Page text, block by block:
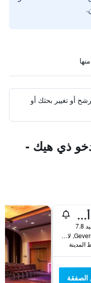
أو تغيير بحثك أو
ذي هيك -
جراند هوتل أمراث كورهاوز ذا هاجيو شيفينينجين
7.8
Gevers Deynootplein 30, لاهاي, مقاطعة جنوب هولندا, هولندا